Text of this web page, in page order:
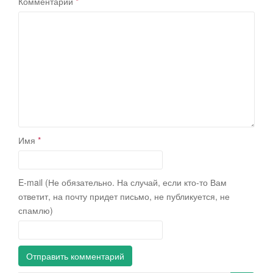
Имя *
E-mail (Не обязательно. На случай, если кто-то Вам
ответит, на почту придет письмо, не публикуется, не
спамлю)